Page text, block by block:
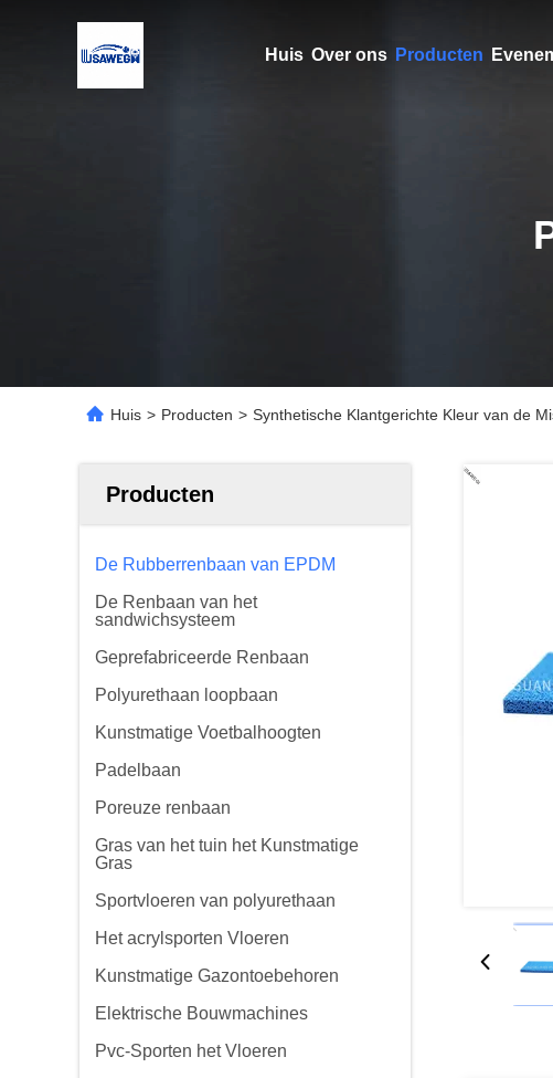
Huis Over ons Producten
Huis > Producten > Synthetische Klantgerichte Kleur van de
Producten
De Rubberrenbaan van EPDM
De Renbaan van het
sandwichsysteem
Geprefabriceerde Renbaan
Polyurethaan loopbaan
Kunstmatige Voetbalhoogten
Padelbaan
Poreuze renbaan
Gras van het tuin het Kunstmatige
Gras
Sportvloeren van polyurethaan
Het acrylsporten Vloeren
Kunstmatige Gazontoebehoren
Elektrische Bouwmachines
Pvc-Sporten het Vloeren